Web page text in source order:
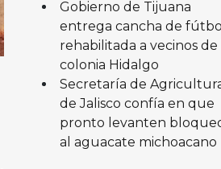
Gobierno de Tijuana
entrega cancha de fútbol
rehabilitada a vecinos de
colonia Hidalgo
Secretaría de
de Jalisco confía en que
pronto levanten
al aguacate michoacano